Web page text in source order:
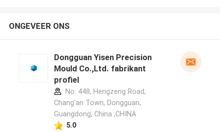
ONGEVEER ONS
Dongguan Yisen Precision
Mould Co.,Ltd. fabrikant
profiel
No. 448, Hengzeng Road,
Chang'an Town, Dongguan,
Guangdong, China ,CHINA
5.0